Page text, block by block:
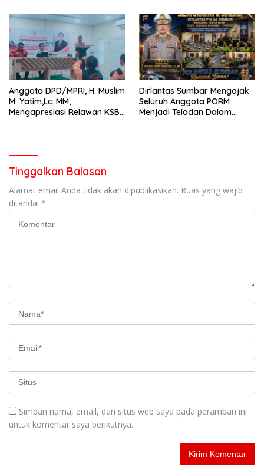
Anggota DPD/MPRI, H. Muslim
M. Yatim,Lc. MM,
Mengapresiasi Relawan KSB
Dirlantas Sumbar Mengajak
Seluruh Anggota PORM
Menjadi Teladan Dalam
Tinggalkan Balasan
Alamat email Anda tidak akan dipublikasikan. Ruas yang wajib
ditandai *
Simpan nama, email, dan situs web saya pada peramban ini
untuk komentar saya berikutnya.